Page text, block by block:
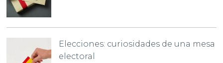
Elecciones: curiosidades de una mesa
electoral